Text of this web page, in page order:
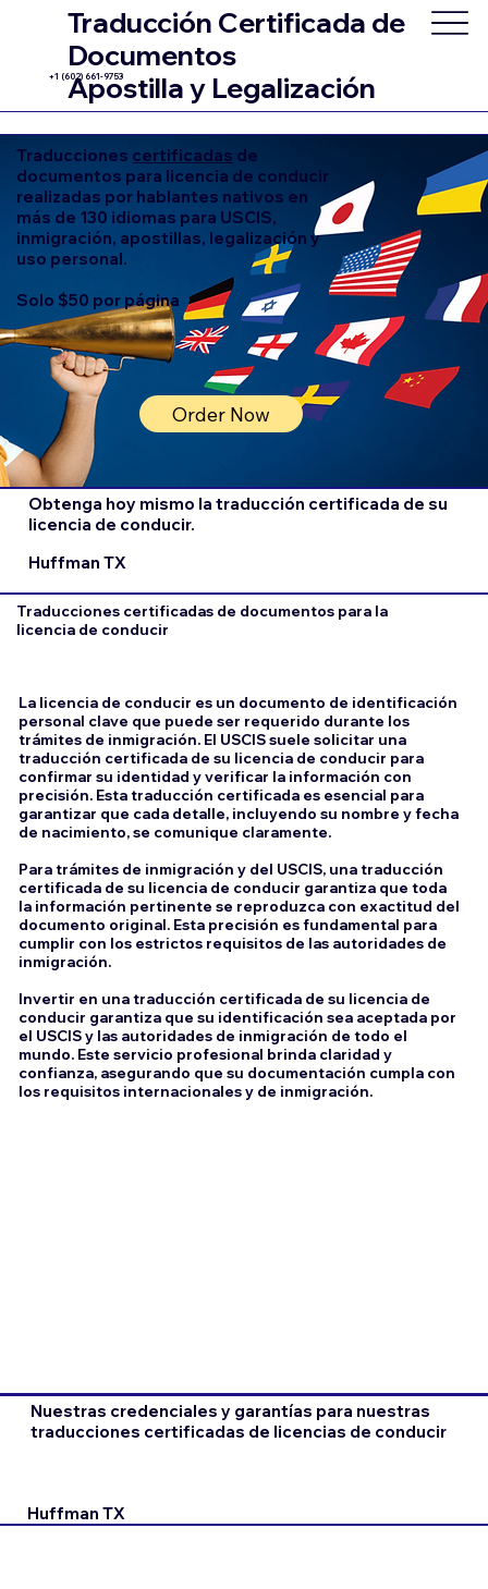
Traducción Certificada de
Documentos
Apostilla y Legalización
+1 (602) 661-9753
Traducciones certificadas de
documentos para licencia de conducir
realizadas por hablantes nativos en
más de 130 idiomas para USCIS,
inmigración, apostillas, legalización y
uso personal.
Solo $50 por página
Order Now
Obtenga hoy mismo la traducción certificada de su
licencia de conducir.
Huffman TX
Traducciones certificadas de documentos para la
licencia de conducir
La licencia de conducir es un documento de identificación
personal clave que puede ser requerido durante los
trámites de inmigración. El USCIS suele solicitar una
traducción certificada de su licencia de conducir para
confirmar su identidad y verificar la información con
precisión. Esta traducción certificada es esencial para
garantizar que cada detalle, incluyendo su nombre y fecha
de nacimiento, se comunique claramente.
Para trámites de inmigración y del USCIS, una traducción
certificada de su licencia de conducir garantiza que toda
la información pertinente se reproduzca con exactitud del
documento original. Esta precisión es fundamental para
cumplir con los estrictos requisitos de las autoridades de
inmigración.
Invertir en una traducción certificada de su licencia de
conducir garantiza que su identificación sea aceptada por
el USCIS y las autoridades de inmigración de todo el
mundo. Este servicio profesional brinda claridad y
confianza, asegurando que su documentación cumpla con
los requisitos internacionales y de inmigración.
Nuestras credenciales y garantías para nuestras
traducciones certificadas de licencias de conducir
Huffman TX